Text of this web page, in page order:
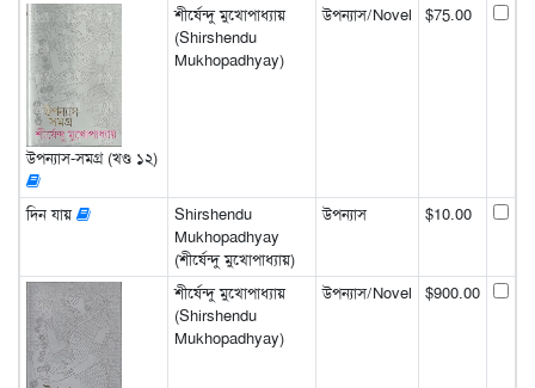
উপন্যাস-সমগ্র (খণ্ড ১২)
শীর্ষেন্দু মুখোপাধ্যায়
(Shirshendu
Mukhopadhyay)
উপন্যাস/Novel $75.00
দিন যায়
Shirshendu
Mukhopadhyay
(শীর্ষেন্দু মুখোপাধ্যায়)
উপন্যাস $10.00
শীর্ষেন্দু মুখোপাধ্যায়
(Shirshendu
Mukhopadhyay)
উপন্যাস/Novel $900.00